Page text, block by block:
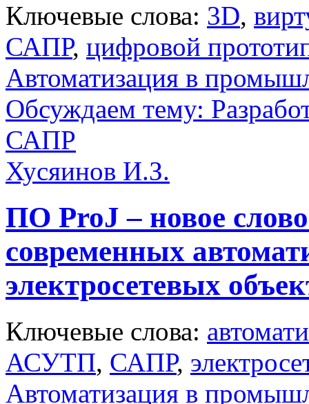
Ключевые слова: 3D,
САПР, цифровой
Автоматизация в
Обсуждаем тему:
САПР
Хусяинов И.З.
ПО ProJ – новое
современных
электросетевых
Ключевые слова:
АСУТП, САПР,
Автоматизация в